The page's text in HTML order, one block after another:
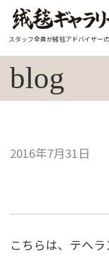
スタッフ全員が絨毯アドバイザー
blog
2016年7月31日
こちらは、テヘ